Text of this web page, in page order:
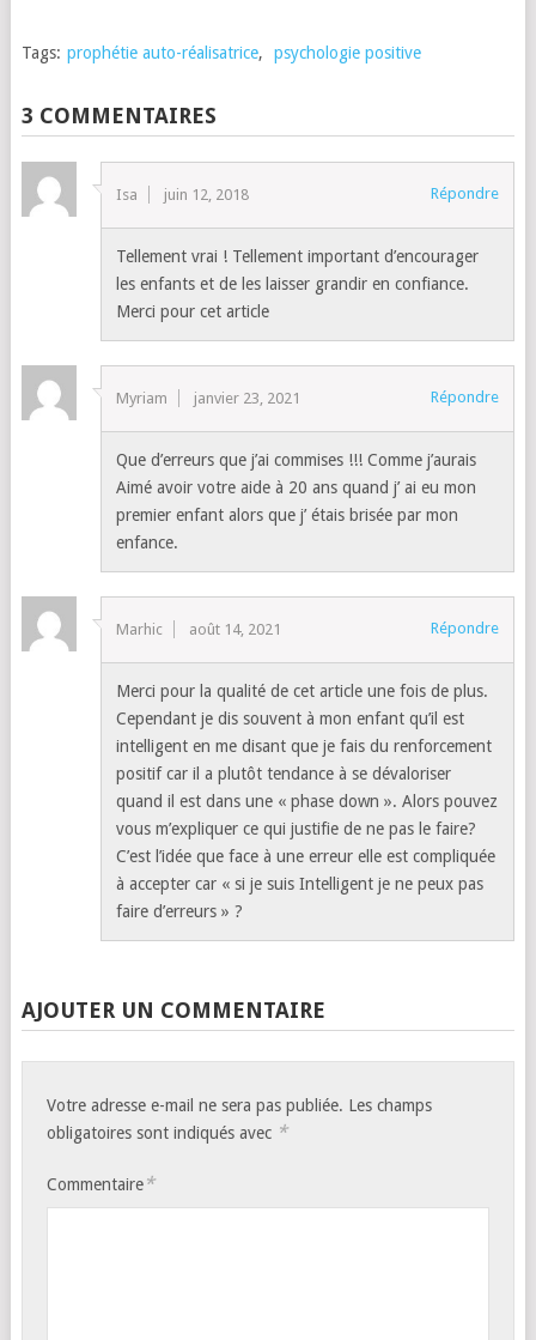
Tags: prophétie auto-réalisatrice, psychologie positive
3 COMMENTAIRES
Isa juin 12, 2018 Répondre
Tellement vrai ! Tellement important d’encourager
les enfants et de les laisser grandir en confiance.
Merci pour cet article
Myriam janvier 23, 2021 Répondre
Que d’erreurs que j’ai commises !!! Comme j’aurais
Aimé avoir votre aide à 20 ans quand j’ ai eu mon
premier enfant alors que j’ étais brisée par mon
enfance.
Marhic août 14, 2021 Répondre
Merci pour la qualité de cet article une fois de plus.
Cependant je dis souvent à mon enfant qu’il est
intelligent en me disant que je fais du renforcement
positif car il a plutôt tendance à se dévaloriser
quand il est dans une « phase down ». Alors pouvez
vous m’expliquer ce qui justifie de ne pas le faire?
C’est l’idée que face à une erreur elle est compliquée
à accepter car « si je suis Intelligent je ne peux pas
faire d’erreurs » ?
AJOUTER UN COMMENTAIRE
Votre adresse e-mail ne sera pas publiée. Les champs
obligatoires sont indiqués avec *
Commentaire*